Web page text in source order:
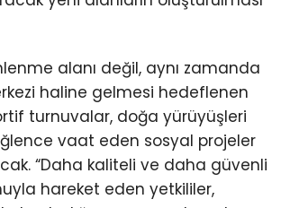
alanı değil, aynı zamanda
haline gelmesi hedeflenen
turnuvalar, doğa yürüyüşleri
vaat eden sosyal projeler
“Daha kaliteli ve daha güvenli
hareket eden yetkililer,